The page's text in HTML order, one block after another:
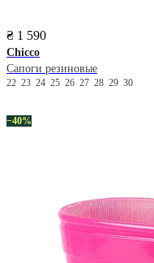
₴ 1 590
Chicco
Сапоги резиновые
22 23 24 25 26 27 28 29 30
−40%